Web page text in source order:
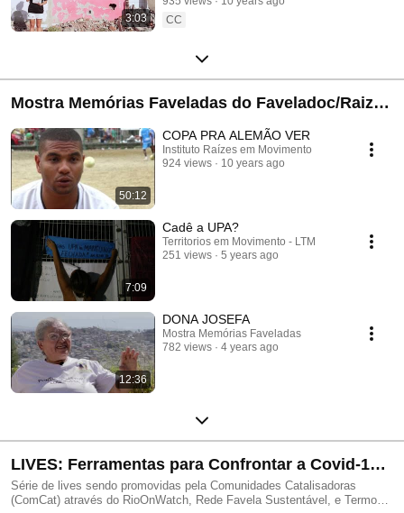
3:03
CC
Mostra Memórias Faveladas do Faveladoc/Raizes
em Movimento
50:12
COPA PRA ALEMÃO VER
Instituto Raízes em Movimento
924 views
10 years ago
7:09
Cadê a UPA?
Territorios em Movimento - LTM
251 views
5 years ago
12:36
DONA JOSEFA
Mostra Memórias Faveladas
782 views
4 years ago
LIVES: Ferramentas para Confrontar a Covid-19
nas Favelas
Série de lives sendo promovidas pela Comunidades Catalisadoras
(ComCat) através do RioOnWatch, Rede Favela Sustentável, e Termo